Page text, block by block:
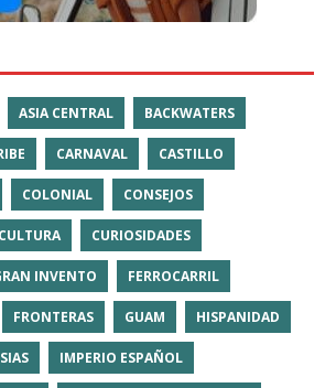
ASIA CENTRAL BACKWATERS
CARNAVAL CASTILLO
COLONIAL CONSEJOS
CULTURA CURIOSIDADES
INVENTO FERROCARRIL
FRONTERAS GUAM HISPANIDAD
IMPERIO ESPAÑOL